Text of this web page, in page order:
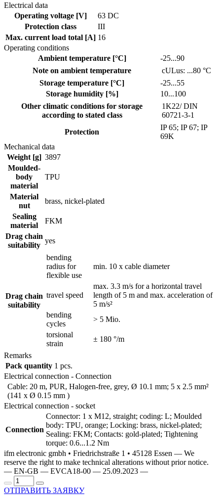
Electrical data
Operating voltage [V]
63 DC
Protection class
III
Max. current load total [A] 16
Operating conditions
Ambient temperature [°C]
-25...90
Note on ambient temperature
cULus: ...80 °C
Storage temperature [°C]
-25...55
Storage humidity [%]
10...100
Other climatic conditions for storage
according to stated class
1K22/ DIN
60721-3-1
Protection
IP 65; IP 67; IP
69K
Mechanical data
Weight [g] 3897
Moulded-
body
material
TPU
Material
nut
brass, nickel-plated
Sealing
material
FKM
Drag chain
suitability
yes
Drag chain
suitability
bending
radius for
flexible use
min. 10 x cable diameter
travel speed
max. 3.3 m/s for a horizontal travel
length of 5 m and max. acceleration of
5 m/s²
bending
cycles
> 5 Mio.
torsional
strain
± 180 °/m
Remarks
Pack quantity 1 pcs.
Electrical connection - Connection
Cable: 20 m, PUR, Halogen-free, grey, Ø 10.1 mm; 5 x 2.5 mm²
(141 x Ø 0.15 mm )
Electrical connection - socket
Connection
Connector: 1 x M12, straight; coding: L; Moulded
body: TPU, orange; Locking: brass, nickel-plated;
Sealing: FKM; Contacts: gold-plated; Tightening
torque: 0.6...1.2 Nm
ifm electronic gmbh • Friedrichstraße 1 • 45128 Essen — We
reserve the right to make technical alterations without prior notice.
— EN-GB — EVCA18-00 — 25.09.2023 —
ОТПРАВИТЬ ЗАЯВКУ